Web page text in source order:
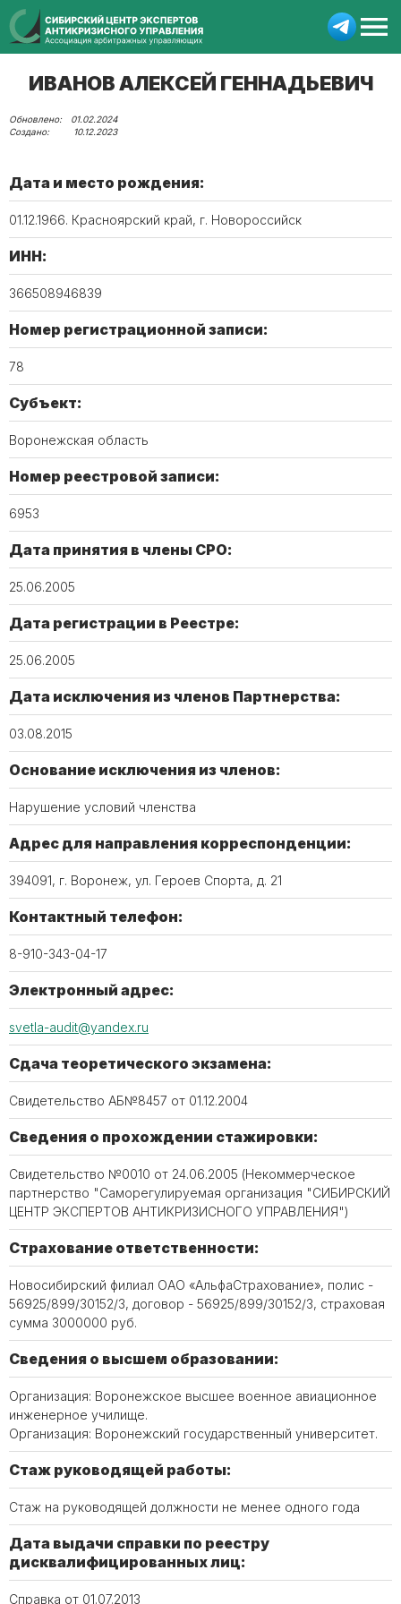
ИВАНОВ АЛЕКСЕЙ ГЕННАДЬЕВИЧ
01.02.2024
10.12.2023
Дата и место рождения:
01.12.1966. Красноярский край, г. Новороссийск
ИНН:
366508946839
Номер регистрационной записи:
78
Субъект:
Воронежская область
Номер реестровой записи:
6953
Дата принятия в члены СРО:
25.06.2005
Дата регистрации в Реестре:
25.06.2005
Дата исключения из членов Партнерства:
03.08.2015
Основание исключения из членов:
Нарушение условий членства
Адрес для направления корреспонденции:
394091, г. Воронеж, ул. Героев Спорта, д. 21
Контактный телефон:
8-910-343-04-17
Электронный адрес:
svetla-audit@yandex.ru
Сдача теоретического экзамена:
Свидетельство АБ№8457 от 01.12.2004
Сведения о прохождении стажировки:
Свидетельство №0010 от 24.06.2005 (Некоммерческое
партнерство "Саморегулируемая организация "СИБИРСКИЙ
ЦЕНТР ЭКСПЕРТОВ АНТИКРИЗИСНОГО УПРАВЛЕНИЯ")
Страхование ответственности:
Новосибирский филиал ОАО «АльфаСтрахование», полис -
56925/899/30152/3, договор - 56925/899/30152/3, страховая
сумма 3000000 руб.
Сведения о высшем образовании:
Организация: Воронежское высшее военное авиационное
инженерное училище.
Организация: Воронежский государственный университет.
Стаж руководящей работы:
Стаж на руководящей должности не менее одного года
Дата выдачи справки по реестру
дисквалифицированных лиц:
Справка от 01.07.2013